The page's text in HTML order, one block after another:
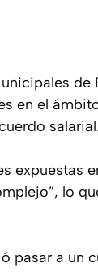
de
en el
salarial.
expuestas
lo
pasar a un